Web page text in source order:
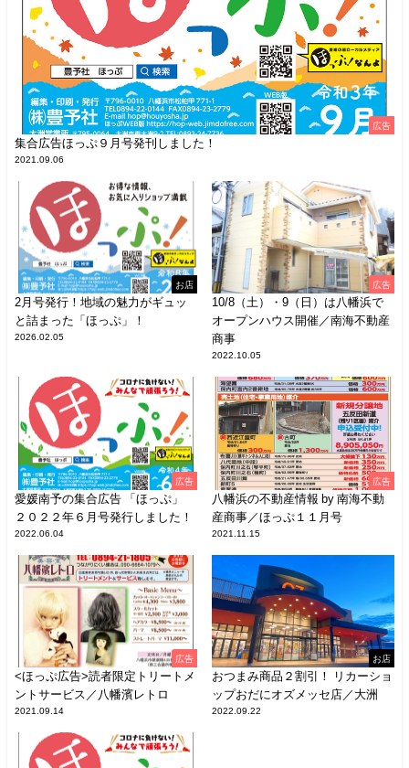
広告
集合広告ほっぷ９月号発刊しました！
2021.09.06
お店
2月号発行！地域の魅力がギュッ
と詰まった「ほっぷ」！
2026.02.05
広告
10/8（土）・9（日）は八幡浜で
オープンハウス開催／南海不動産
商事
2022.10.05
広告
愛媛南予の集合広告 「ほっぷ」
２０２２年６月号発行しました！
2022.06.04
広告
八幡浜の不動産情報 by 南海不動
産商事／ほっぷ１１月号
2021.11.15
広告
<ほっぷ広告>読者限定トリートメ
ントサービス／八幡濱レトロ
2021.09.14
お店
おつまみ商品２割引！ リカーショ
ップおだにオズメッセ店／大洲
2022.09.22